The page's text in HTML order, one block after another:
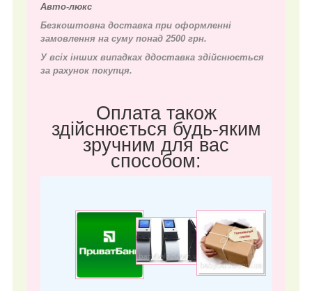
Авто-люкс
Безкоштовна доставка при оформленні
замовлення на суму понад 2500 грн.
У всіх інших випадках ддоставка здійснюється
за рахунок покупця.
Оплата також
здійснюється будь-яким
зручним для вас
способом: